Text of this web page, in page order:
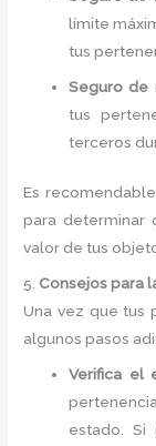
límite
tus
Seguro de
tus
terceros
Es
para determinar
valor de tus
5. Consejos para
Una vez que tus
algunos pasos
Verifica el
estado. Si